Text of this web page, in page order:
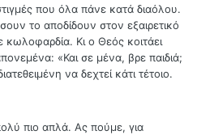
που όλα πάνε κατά διαόλου.
το αποδίδουν στον εξαιρετικό
κωλοφαρδία. Κι ο Θεός κοιτάει
«Και σε μένα, βρε παιδιά;
να δεχτεί κάτι τέτοιο.
πιο απλά. Ας πούμε, για